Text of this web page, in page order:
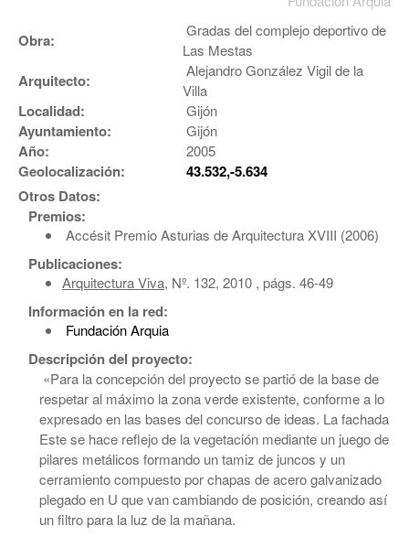
Obra:
Gradas del complejo deportivo de
Las Mestas
Arquitecto:
Alejandro González Vigil de la
Villa
Localidad: Gijón
Ayuntamiento: Gijón
Año: 2005
Geolocalización:
43.532,-5.634
Otros Datos:
Premios:
Accésit Premio Asturias de Arquitectura XVIII (2006)
Publicaciones:
Arquitectura Viva, Nº. 132, 2010 , págs. 46-49
Información en la red:
Fundación Arquia
Descripción del proyecto:
«Para la concepción del proyecto se partió de la base de
respetar al máximo la zona verde existente, conforme a lo
expresado en las bases del concurso de ideas. La fachada
Este se hace reflejo de la vegetación mediante un juego de
pilares metálicos formando un tamiz de juncos y un
cerramiento compuesto por chapas de acero galvanizado
plegado en U que van cambiando de posición, creando así
un filtro para la luz de la mañana.